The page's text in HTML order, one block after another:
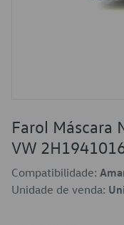
Farol Máscara
VW
Compatibilidade:
Unidade de venda: